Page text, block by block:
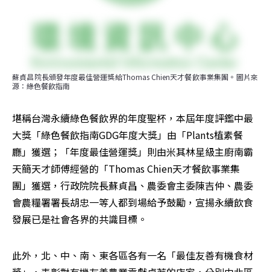
蘇貞昌院長頒發年度最佳營運獎給Thomas Chien天才餐飲事業集團。圖片來
源：綠色餐飲指南
堪稱台灣永續綠色餐飲界的年度聖杯，本屆年度評鑑中最
大獎「綠色餐飲指南GDG年度大獎」由「Plants植素餐
廳」獲選；「年度最佳營運獎」則由米其林星級主廚南霸
天簡天才師傅經營的「Thomas Chien天才餐飲事業集
團」獲選，行政院院長蘇貞昌、農委會主委陳吉仲、農委
會農糧署署長胡忠一等人都到場給予鼓勵，宣揚永續飲食
發展已是社會各界的共識目標。
此外，北、中、南、東各區各有一名「最佳友善有機食材